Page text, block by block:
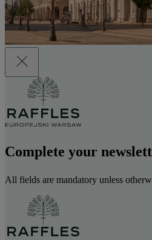
Complete your
All fields are mandatory unless